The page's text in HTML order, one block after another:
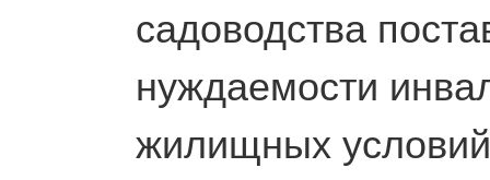
садоводства
нуждаемости
жилищных